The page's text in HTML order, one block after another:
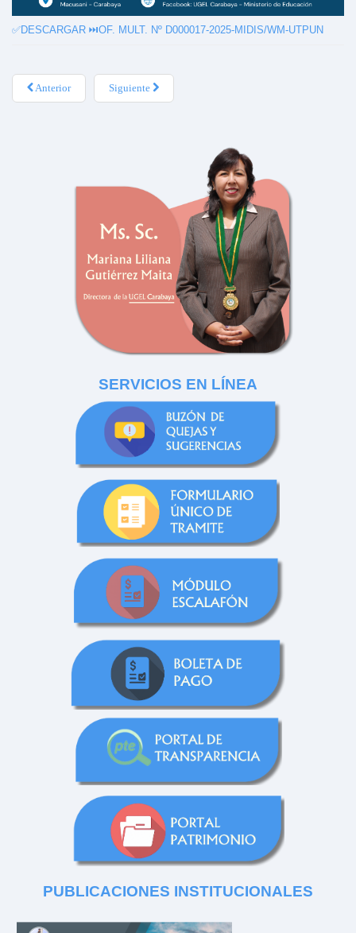
✅DESCARGAR ⏭️OF. MULT. Nº D000017-2025-MIDIS/WM-UTPUN
Anterior Siguiente
SERVICIOS EN LÍNEA
PUBLICACIONES INSTITUCIONALES